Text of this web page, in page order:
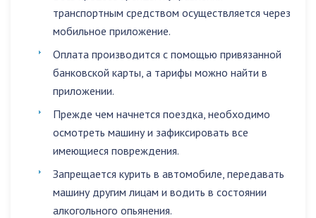
транспортным средством осуществляется через
мобильное приложение.
Оплата производится с помощью привязанной
банковской карты, а тарифы можно найти в
приложении.
Прежде чем начнется поездка, необходимо
осмотреть машину и зафиксировать все
имеющиеся повреждения.
Запрещается курить в автомобиле, передавать
машину другим лицам и водить в состоянии
алкогольного опьянения.